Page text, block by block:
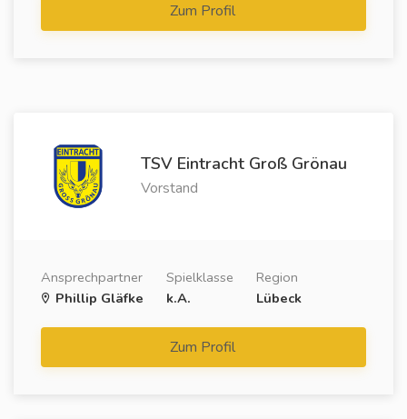
Zum Profil
TSV Eintracht Groß Grönau
Vorstand
Ansprechpartner
Phillip Gläfke
Spielklasse
k.A.
Region
Lübeck
Zum Profil